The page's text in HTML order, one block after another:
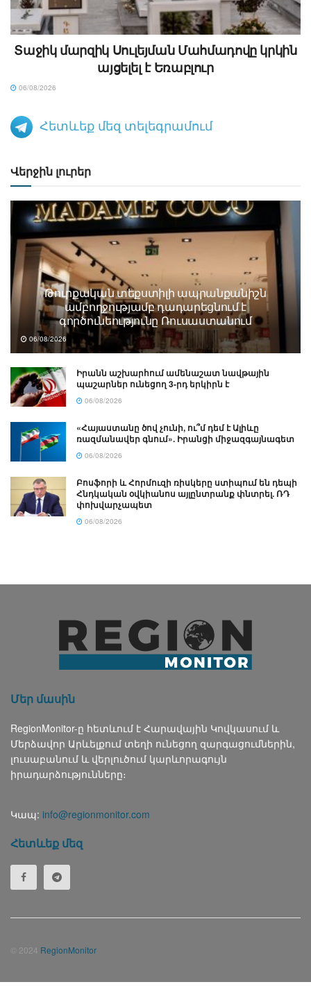
Տաջիկ մարզիկ Սուլեյման Մահմադովը կրկին
այցելել է Եռաբլուր
06/08/2026
Հետևեք մեզ տելեգրամում
Վերջին լուրեր
Թուրքական տեքստիլի ապրանքանիշն
ամբողջությամբ դադարեցնում է
գործունեությունը Ռուսաստանում
06/08/2026
Իրանն աշխարհում ամենաշատ նավթային
պաշարներ ունեցող 3-րդ երկիրն է
06/08/2026
«Հայաստանը ծով չունի, ու՞մ դեմ է Ալիևը
ռազմանավեր գնում». Իրանցի միջազգայնագետ
06/08/2026
Բոսֆորի և Հորմուզի ռիսկերը ստիպում են դեպի
Հնդկական օվկիանոս այլընտրանք փնտրել. ՌԴ
փոխվարչապետ
06/08/2026
Մեր մասին
RegionMonitor-ը հետևում է Հարավային Կովկասում և
Մերձավոր Արևելքում տեղի ունեցող զարգացումներին,
լուսաբանում և վերլուծում կարևորագույն
իրադարձությունները։
Կապ: info@regionmonitor.com
Հետևեք մեզ
© 2024 RegionMonitor